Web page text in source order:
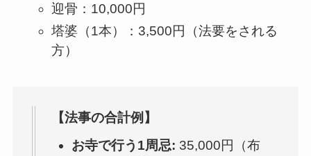
迎骨：10,000円
塔婆（1本）：3,500円（法要をされる
方）
【法事の合計例】
お寺で行う1周忌: 35,000円（布